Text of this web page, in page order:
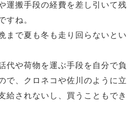
運搬手段の経費を差し引いて残
すね。
まで夏も冬も走り回らないとい
代や荷物を運ぶ手段を自分で負
で、クロネコや佐川のように立
給されないし、買うこともでき